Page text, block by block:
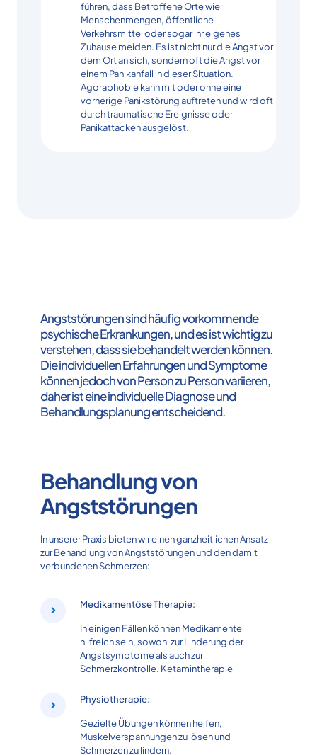
führen, dass Betroffene Orte wie
Menschenmengen, öffentliche
Verkehrsmittel oder sogar ihr eigenes
Zuhause meiden. Es ist nicht nur die Angst vor
dem Ort an sich, sondern oft die Angst vor
einem Panikanfall in dieser Situation.
Agoraphobie kann mit oder ohne eine
vorherige Panikstörung auftreten und wird oft
durch traumatische Ereignisse oder
Panikattacken ausgelöst.
Angststörungen sind häufig vorkommende
psychische Erkrankungen, und es ist wichtig zu
verstehen, dass sie behandelt werden können.
Die individuellen Erfahrungen und Symptome
können jedoch von Person zu Person variieren,
daher ist eine individuelle Diagnose und
Behandlungsplanung entscheidend.
Behandlung von
Angststörungen
In unserer Praxis bieten wir einen ganzheitlichen Ansatz
zur Behandlung von Angststörungen und den damit
verbundenen Schmerzen:
Medikamentöse Therapie:
In einigen Fällen können Medikamente
hilfreich sein, sowohl zur Linderung der
Angstsymptome als auch zur
Schmerzkontrolle. Ketamintherapie
Physiotherapie:
Gezielte Übungen können helfen,
Muskelverspannungen zu lösen und
Schmerzen zu lindern.